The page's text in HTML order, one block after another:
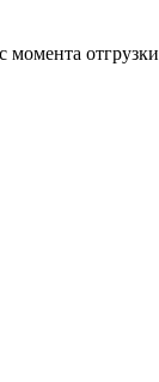
момента отгрузки